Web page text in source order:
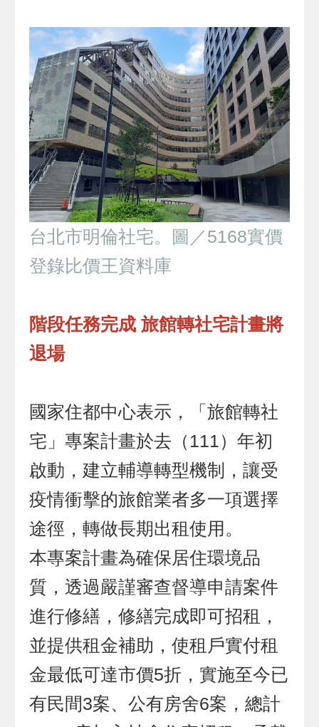
台北市明倫社宅。圖／5168實價
登錄比價王資料庫
階段任務完成 旅館轉社宅計畫將
退場
國家住都中心表示，「旅館轉社
宅」專案計畫於去（111）年初
啟動，建立輔導轉型機制，讓受
疫情衝擊的旅館業者多一項選擇
途徑，轉做長期出租使用。
本專案計畫為確保居住環境品
質，透過嚴謹審查督導申請案件
進行修繕，修繕完成即可招租，
並提供租金補助，使租戶實付租
金最低可達市價5折，實施至今已
有民間3案、公有房舍6案，總計